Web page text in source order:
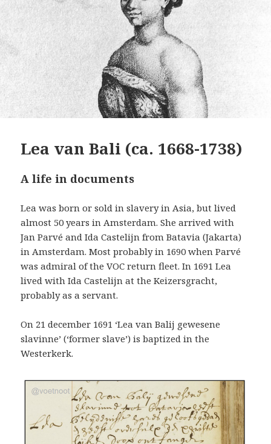
Lea van Bali (ca. 1668-1738)
A life in documents
Lea was born or sold in slavery in Asia, but lived
almost 50 years in Amsterdam. She arrived with
Jan Parvé and Ida Castelijn from Batavia (Jakarta)
in Amsterdam. Most probably in 1690 when Parvé
was admiral of the VOC return fleet. In 1691 Lea
lived with Ida Castelijn at the Keizersgracht,
probably as a servant.
On 21 december 1691 ‘Lea van Balij gewesene
slavinne’ (‘former slave’) is baptized in the
Westerkerk.